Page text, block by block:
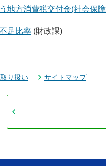
地方消費税交付金(社会保
足比率 (財政課)
り扱い サイトマップ